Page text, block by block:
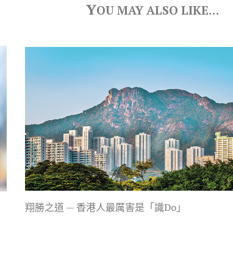
YOU MAY ALSO LIKE…
翔勝之道 — 香港人最厲害是「識Do」